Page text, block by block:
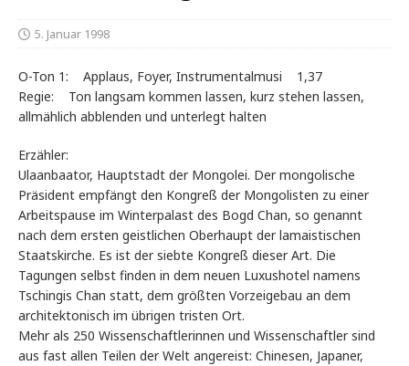
5. Januar 1998
O-Ton 1: Applaus, Foyer, Instrumentalmusi 1,37
Regie: Ton langsam kommen lassen, kurz stehen lassen,
allmählich abblenden und unterlegt halten
Erzähler:
Ulaanbaator, Hauptstadt der Mongolei. Der mongolische
Präsident empfängt den Kongreß der Mongolisten zu einer
Arbeitspause im Winterpalast des Bogd Chan, so genannt
nach dem ersten geistlichen Oberhaupt der lamaistischen
Staatskirche. Es ist der siebte Kongreß dieser Art. Die
Tagungen selbst finden in dem neuen Luxushotel namens
Tschingis Chan statt, dem größten Vorzeigebau an dem
architektonisch im übrigen tristen Ort.
Mehr als 250 Wissenschaftlerinnen und Wissenschaftler sind
aus fast allen Teilen der Welt angereist: Chinesen, Japaner,